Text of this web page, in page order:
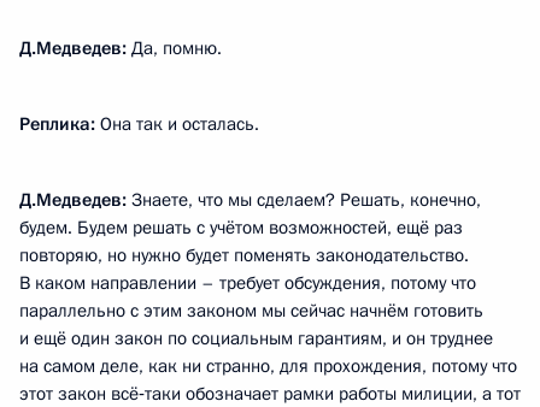
Д.Медведев: Да, помню.
Реплика: Она так и осталась.
Д.Медведев: Знаете, что мы сделаем? Решать, конечно,
будем. Будем решать с учётом возможностей, ещё раз
повторяю, но нужно будет поменять законодательство.
В каком направлении – требует обсуждения, потому что
параллельно с этим законом мы сейчас начнём готовить
и ещё один закон по социальным гарантиям, и он труднее
на самом деле, как ни странно, для прохождения, потому что
этот закон всё‑таки обозначает рамки работы милиции, а тот